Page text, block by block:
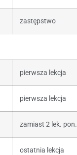
zastępstwo
pierwsza lekcja
pierwsza lekcja
zamiast 2 lek. pon.
ostatnia lekcja